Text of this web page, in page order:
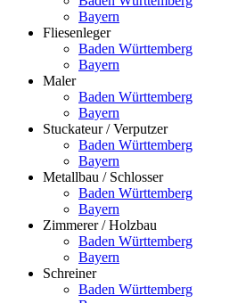
Bayern
Fliesenleger
Baden Württemberg
Bayern
Maler
Baden Württemberg
Bayern
Stuckateur / Verputzer
Baden Württemberg
Bayern
Metallbau / Schlosser
Baden Württemberg
Bayern
Zimmerer / Holzbau
Baden Württemberg
Bayern
Schreiner
Baden Württemberg